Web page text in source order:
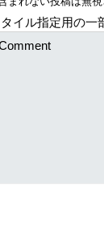
イル指定用の一